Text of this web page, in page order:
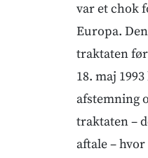
var et chok
Europa.
traktaten
18. maj
afstemning
traktaten –
aftale –